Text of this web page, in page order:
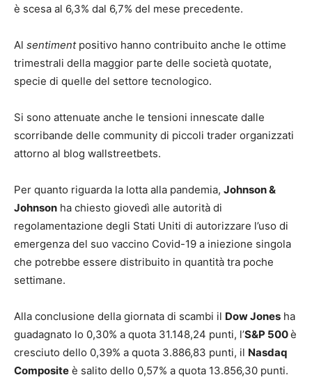
è scesa al 6,3% dal 6,7% del mese precedente.
Al sentimentpositivo hanno contribuito anche le ottime
trimestrali della maggior parte delle società quotate,
specie di quelle del settore tecnologico.
Si sono attenuate anche le tensioni innescate dalle
scorribande delle community di piccoli trader organizzati
attorno al blog wallstreetbets.
Per quanto riguarda la lotta alla pandemia, Johnson &
Johnson ha chiesto giovedì alle autorità di
regolamentazione degli Stati Uniti di autorizzare l’uso di
emergenza del suo vaccino Covid-19 a iniezione singola
che potrebbe essere distribuito in quantità tra poche
settimane.
Alla conclusione della giornata di scambi il Dow Jones ha
guadagnato lo 0,30% a quota 31.148,24 punti, l’S&P 500è
cresciuto dello 0,39% a quota 3.886,83 punti, il Nasdaq
Composite è salito dello 0,57% a quota 13.856,30 punti.